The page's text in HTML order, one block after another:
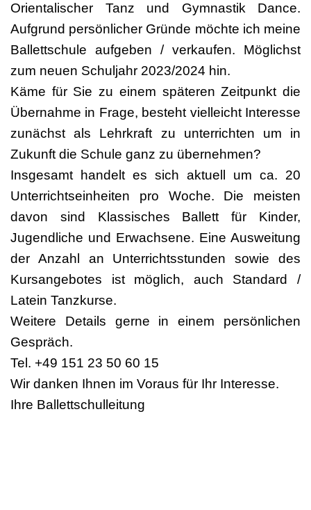
Orientalischer Tanz und Gymnastik Dance.
Aufgrund persönlicher Gründe möchte ich meine
Ballettschule aufgeben / verkaufen. Möglichst
zum neuen Schuljahr 2023/2024 hin.
Käme für Sie zu einem späteren Zeitpunkt die
Übernahme in Frage, besteht vielleicht Interesse
zunächst als Lehrkraft zu unterrichten um in
Zukunft die Schule ganz zu übernehmen?
Insgesamt handelt es sich aktuell um ca. 20
Unterrichtseinheiten pro Woche. Die meisten
davon sind Klassisches Ballett für Kinder,
Jugendliche und Erwachsene. Eine Ausweitung
der Anzahl an Unterrichtsstunden sowie des
Kursangebotes ist möglich, auch Standard /
Latein Tanzkurse.
Weitere Details gerne in einem persönlichen
Gespräch.
Tel. +49 151 23 50 60 15
Wir danken Ihnen im Voraus für Ihr Interesse.
Ihre Ballettschulleitung